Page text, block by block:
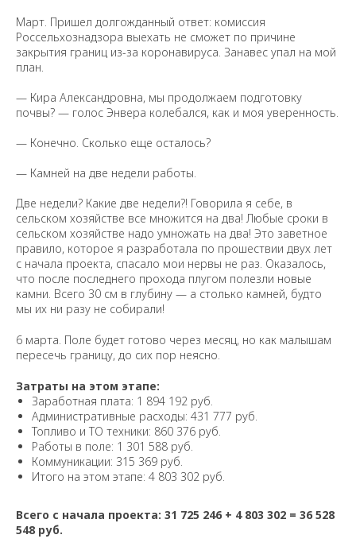
Март. Пришел долгожданный ответ: комиссия
Россельхознадзора выехать не сможет по причине
закрытия границ из-за коронавируса. Занавес упал на мой
план.
— Кира Александровна, мы продолжаем подготовку
почвы? — голос Энвера колебался, как и моя уверенность.
— Конечно. Сколько еще осталось?
— Камней на две недели работы.
Две недели? Какие две недели?! Говорила я себе, в
сельском хозяйстве все множится на два! Любые сроки в
сельском хозяйстве надо умножать на два! Это заветное
правило, которое я разработала по прошествии двух лет
с начала проекта, спасало мои нервы не раз. Оказалось,
что после последнего прохода плугом полезли новые
камни. Всего 30 см в глубину — а столько камней, будто
мы их ни разу не собирали!
6 марта. Поле будет готово через месяц, но как малышам
пересечь границу, до сих пор неясно.
Затраты на этом этапе:
Заработная плата: 1 894 192 руб.
Административные расходы: 431 777 руб.
Топливо и ТО техники: 860 376 руб.
Работы в поле: 1 301 588 руб.
Коммуникации: 315 369 руб.
Итого на этом этапе: 4 803 302 руб.
Всего с начала проекта: 31 725 246 + 4 803 302 = 36 528
548 руб.